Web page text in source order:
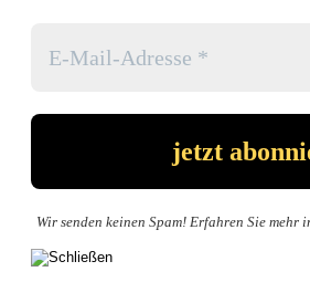
Wir senden keinen Spam! Erfahren Sie mehr